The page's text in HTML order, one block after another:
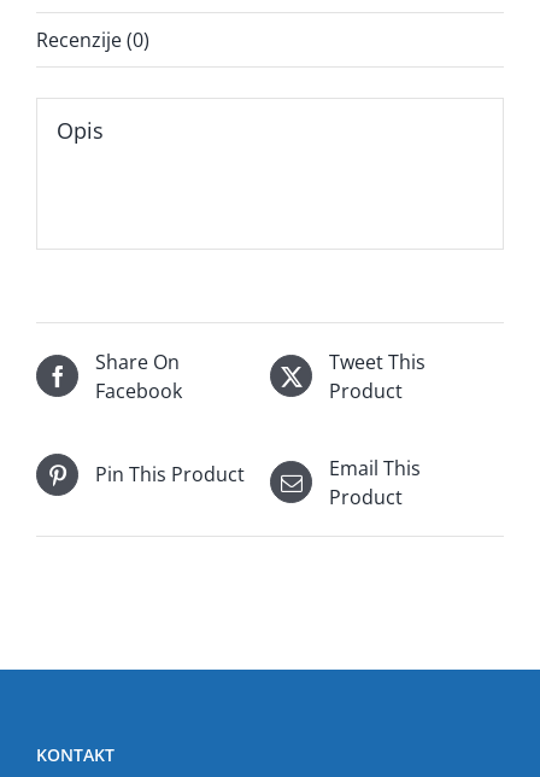
Recenzije (0)
Opis
Share On
Facebook
Tweet This
Product
Pin This Product
Email This
Product
KONTAKT